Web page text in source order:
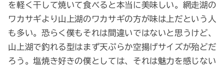
を軽く干して焼いて食べると本当に美味しい。網走湖の
ワカサギより山上湖のワカサギの方が味は上だという人
も多い。恐らく僕もそれは間違いではないと思うけど、
山上湖で釣れる型はまず天ぷらか空揚げサイズが殆どだ
ろう。塩焼き好きの僕としては、それは魅力を感じない